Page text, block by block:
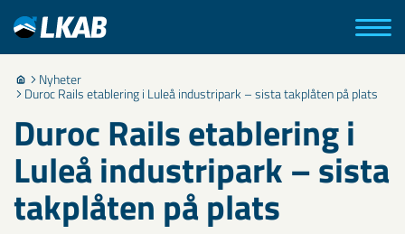
Nyheter
Duroc Rails etablering i Luleå industripark – sista takplåten på plats
Duroc Rails etablering i
Luleå industripark – sista
takplåten på plats